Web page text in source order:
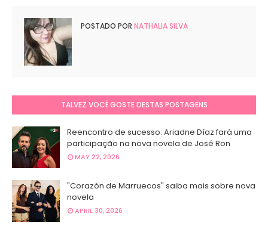
POSTADO POR NATHALIA SILVA
TALVEZ VOCÊ GOSTE DESTAS POSTAGENS
Reencontro de sucesso: Ariadne Díaz fará uma
participação na nova novela de José Ron
MAY 22, 2026
"Corazón de Marruecos" saiba mais sobre nova
novela
APRIL 30, 2026